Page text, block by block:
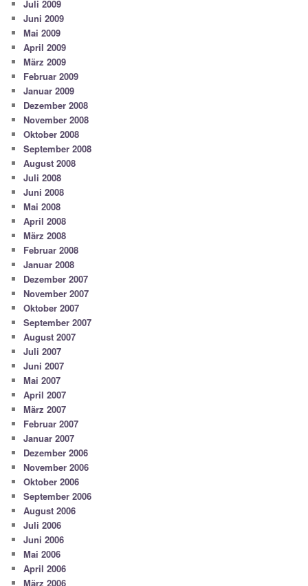
Juli 2009
Juni 2009
Mai 2009
April 2009
März 2009
Februar 2009
Januar 2009
Dezember 2008
November 2008
Oktober 2008
September 2008
August 2008
Juli 2008
Juni 2008
Mai 2008
April 2008
März 2008
Februar 2008
Januar 2008
Dezember 2007
November 2007
Oktober 2007
September 2007
August 2007
Juli 2007
Juni 2007
Mai 2007
April 2007
März 2007
Februar 2007
Januar 2007
Dezember 2006
November 2006
Oktober 2006
September 2006
August 2006
Juli 2006
Juni 2006
Mai 2006
April 2006
März 2006